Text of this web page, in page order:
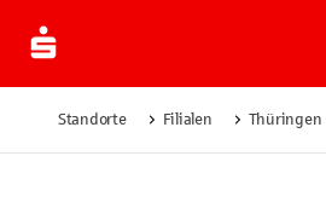
Standorte Filialen Thüringen